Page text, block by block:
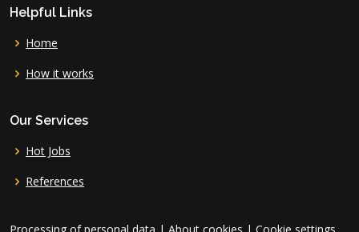
Helpful Links
Home
How it works
Our Services
Hot Jobs
References